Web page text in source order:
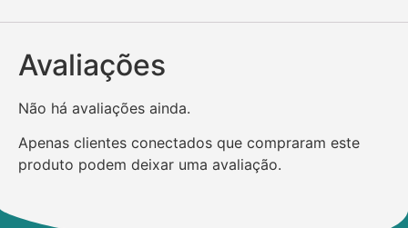
Avaliações
Não há avaliações ainda.
Apenas clientes conectados que compraram este
produto podem deixar uma avaliação.